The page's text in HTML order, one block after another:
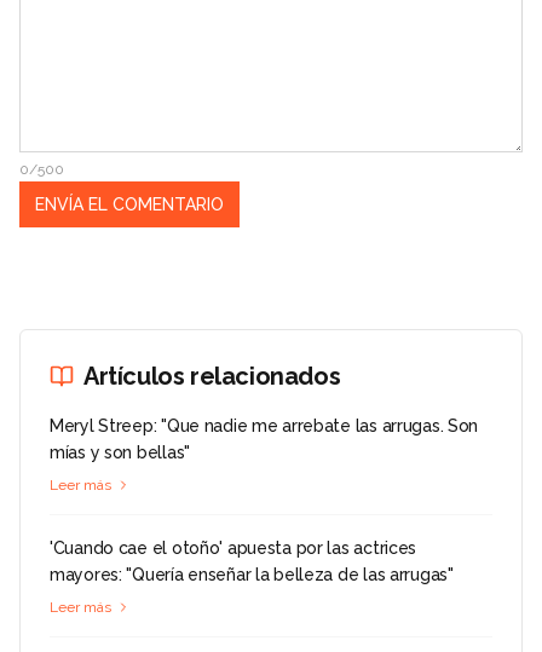
0/500
Artículos relacionados
Meryl Streep: "Que nadie me arrebate las arrugas. Son
mías y son bellas"
Leer más
'Cuando cae el otoño' apuesta por las actrices
mayores: "Quería enseñar la belleza de las arrugas"
Leer más